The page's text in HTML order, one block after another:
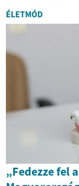
ÉLETMÓD
„Fedezze fel